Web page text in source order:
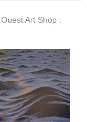
Art Shop :